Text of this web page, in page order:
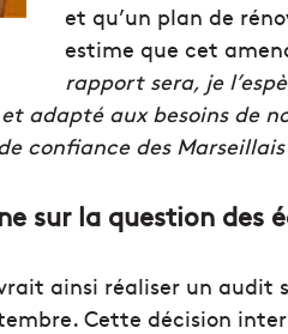
et qu’un plan de
estime que cet
rapport sera, je
adapté aux besoins de
confiance des Marseillais
sur la question des
ainsi réaliser un audit
Cette décision